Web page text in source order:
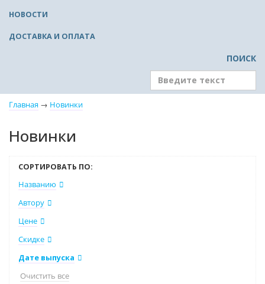
НОВОСТИ
ДОСТАВКА И ОПЛАТА
ПОИСК
Главная → Новинки
Новинки
СОРТИРОВАТЬ ПО:
Названию
Автору
Цене
Скидке
Дате выпуска
Очистить все